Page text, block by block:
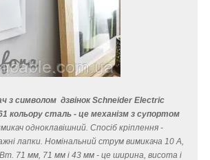
з символом дзвінок Schneider Electric
кольору сталь - це механізм з супортом
одноклавішний. Спосіб кріплення -
лапки. Номінальний струм вимикача 10 A,
71 мм, 71 мм і 43 мм - це ширина, висота і